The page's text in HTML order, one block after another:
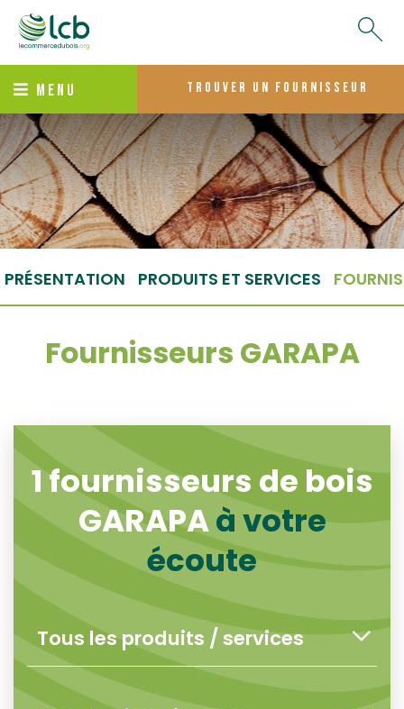
MENU trouver un fournisseur
PRÉSENTATION PRODUITS ET SERVICES
Fournisseurs GARAPA
1fournisseurs de bois
GARAPAà votre
écoute